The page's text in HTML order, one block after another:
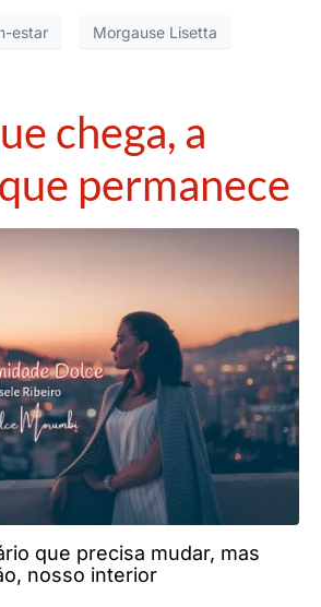
estar Morgause Lisetta
chega, a
permanece
que precisa mudar, mas
nosso interior